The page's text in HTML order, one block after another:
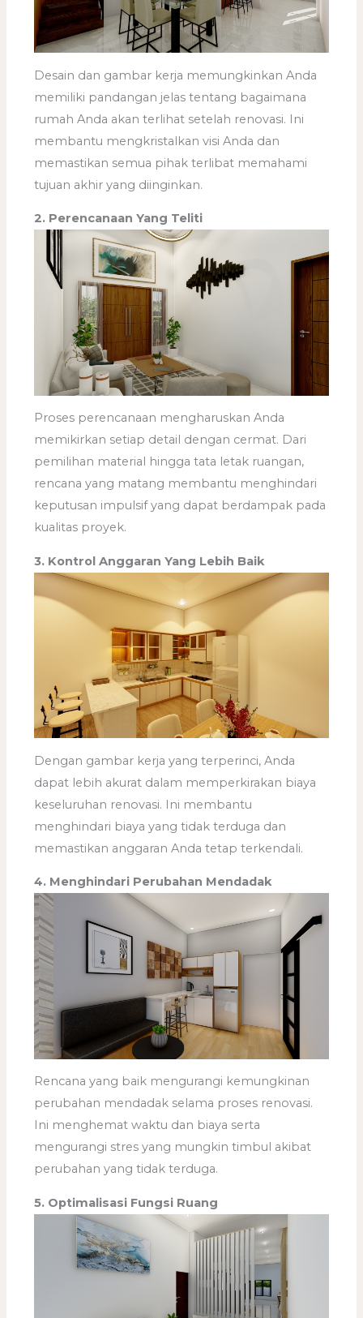
Desain dan gambar kerja memungkinkan Anda
memiliki pandangan jelas tentang bagaimana
rumah Anda akan terlihat setelah renovasi. Ini
membantu mengkristalkan visi Anda dan
memastikan semua pihak terlibat memahami
tujuan akhir yang diinginkan.
2. Perencanaan Yang Teliti
Proses perencanaan mengharuskan Anda
memikirkan setiap detail dengan cermat. Dari
pemilihan material hingga tata letak ruangan,
rencana yang matang membantu menghindari
keputusan impulsif yang dapat berdampak pada
kualitas proyek.
3. Kontrol Anggaran Yang Lebih Baik
Dengan gambar kerja yang terperinci, Anda
dapat lebih akurat dalam memperkirakan biaya
keseluruhan renovasi. Ini membantu
menghindari biaya yang tidak terduga dan
memastikan anggaran Anda tetap terkendali.
4. Menghindari Perubahan Mendadak
Rencana yang baik mengurangi kemungkinan
perubahan mendadak selama proses renovasi.
Ini menghemat waktu dan biaya serta
mengurangi stres yang mungkin timbul akibat
perubahan yang tidak terduga.
5. Optimalisasi Fungsi Ruang